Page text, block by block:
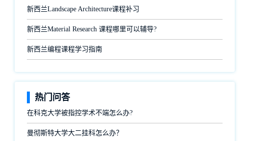
新西兰Landscape Architecture课程补习
新西兰Material Research 课程哪里可以辅导?
新西兰编程课程学习指南
热门问答
在科克大学被指控学术不端怎么办?
曼彻斯特大学大二挂科怎么办？